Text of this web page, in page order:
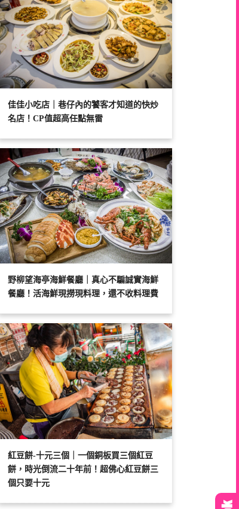
佳佳小吃店｜巷仔內的饕客才知道的快炒
名店！CP值超高任點無雷
野柳望海亭海鮮餐廳｜真心不騙誠實海鮮
餐廳！活海鮮現撈現料理，還不收料理費
紅豆餅-十元三個｜一個銅板買三個紅豆
餅，時光倒流二十年前！超佛心紅豆餅三
個只要十元